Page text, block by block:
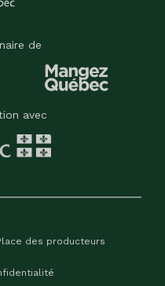
de
avec
des producteurs